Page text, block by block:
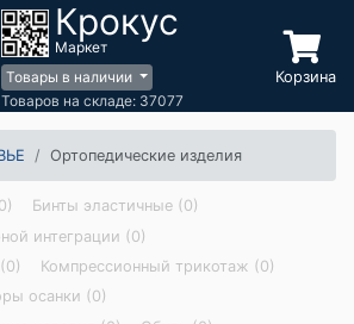
Крокус
Маркет
Товары в наличии
Товаров на складе: 37077
Корзина
Ортопедические изделия
Бинты эластичные (0)
интеграции (0)
Компрессионный трикотаж (0)
осанки (0)